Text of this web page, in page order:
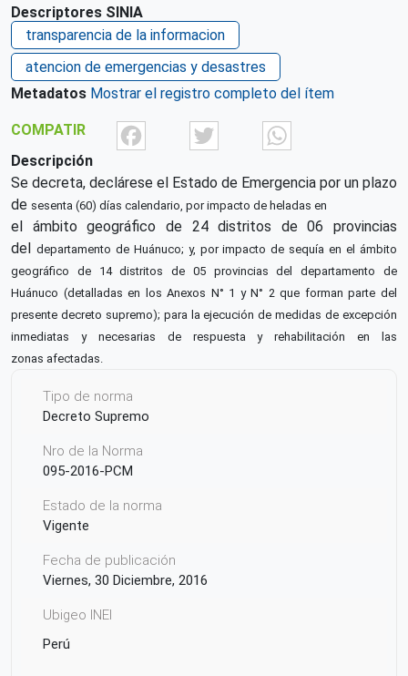
Descriptores SINIA
transparencia de la informacion
atencion de emergencias y desastres
Metadatos Mostrar el registro completo del ítem
COMPATIR FacebookTwitter
Descripción
Se decreta, declárese el Estado de Emergencia por un plazo
de sesenta (60) días calendario, por impacto de heladas en
el ámbito geográfico de 24 distritos de 06 provincias
del
departamento de Huánuco; y, por impacto de sequía enel ámbito
geográfico de 14 distritos de 05 provincias deldepartamento de
Huánuco (detalladas en los Anexos N° 1 y N° 2 que forman parte del
presente decreto supremo); para la ejecución de medidas de excepción
inmediatas y necesarias de respuesta y rehabilitación en las
zonas afectadas.
Tipo de norma
Decreto Supremo
Nro de la Norma
095-2016-PCM
Estado de la norma
Vigente
Fecha de publicación
Viernes, 30 Diciembre, 2016
Ubigeo INEI
Perú